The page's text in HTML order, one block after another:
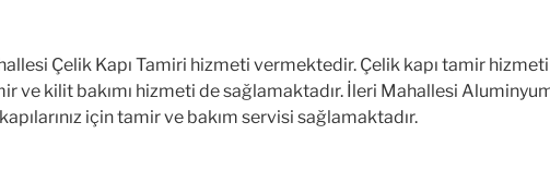
Çelik Kapı Tamiri hizmeti vermektedir. Çelik kapı tamir
ve kilit bakımı hizmeti de sağlamaktadır. İleri Mahallesi
için tamir ve bakım servisi sağlamaktadır.